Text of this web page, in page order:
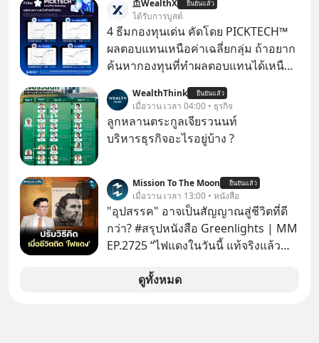
WealthX ยืนยันแล้ว
ได้รับการบูสต์
4 ธีมกองทุนเด่น คัดโดย PICKTECH™
ผลตอบแทนเหนือค่าเฉลี่ยกลุ่ม ถ้าอยาก
ค้นหากองทุนที่ทำผลตอบแทนได้เหนือ
ค้นหาข้อมูลและวิเคราะห์เองให้เสีย
เวลา แค่ใช้ PICKTECH™ บนแอป
WealthX ช่วยคัดกองทุนเด่นให้ได้
WealthThink ยืนยันแล้ว
เมื่อวาน เวลา 04:00 • ธุรกิจ
ลูกหลานตระกูลเจียรวนนท์
บริหารธุรกิจอะไรอยู่บ้าง ?
Mission To The Moon ยืนยันแล้ว
เมื่อวาน เวลา 13:00 • หนังสือ
"อุปสรรค" อาจเป็นสัญญาณสู่ชีวิตที่ดี
กว่า? #สรุปหนังสือ Greenlights | MM
EP.2725 “ไฟแดงในวันนี้ แท้จริงแล้ว
เปลี่ยนสี” McConaughey ดาราดาวรุ่ง
ดูทั้งหมด